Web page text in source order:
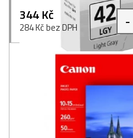
344 Kč
284 Kč bez DPH -